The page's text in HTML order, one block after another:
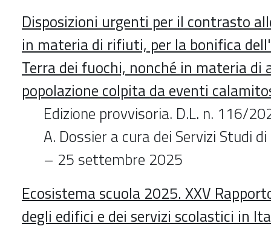
Disposizioni urgenti per il contrasto
in materia di rifiuti, per la bonifica
Terra dei fuochi, nonché in materia di
popolazione colpita da eventi
Edizione provvisoria. D.L. n. 116/
A. Dossier a cura dei Servizi Studi
– 25 settembre 2025
Ecosistema scuola 2025. XXV
degli edifici e dei servizi scolastici in